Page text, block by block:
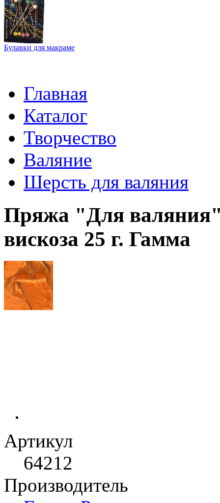
Булавки для макраме
Главная
Каталог
Творчество
Валяние
Шерсть для валяния
Пряжа "Для валяния"
вискоза 25 г. Гамма
Артикул
64212
Производитель